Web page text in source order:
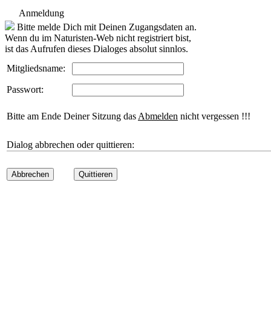
Anmeldung
Bitte melde Dich mit Deinen Zugangsdaten an.
Wenn du im Naturisten-Web nicht registriert bist,
ist das Aufrufen dieses Dialoges absolut sinnlos.
Mitgliedsname:
Passwort:
Bitte am Ende Deiner Sitzung das Abmelden nicht vergessen !!!
Dialog abbrechen oder quittieren:
Abbrechen Quittieren